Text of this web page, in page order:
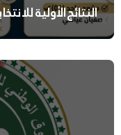
النتائج الأولية